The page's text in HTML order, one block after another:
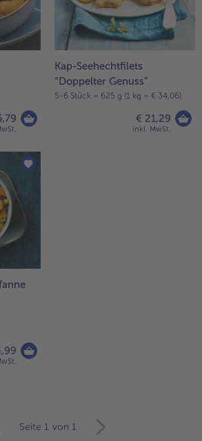
Kap-Seehechtfilets
“Doppelter Genuss”
5-6 Stück = 625 g (1 kg = € 34,06)
€ 21,29
inkl. MwSt.
Seite 1 von 1